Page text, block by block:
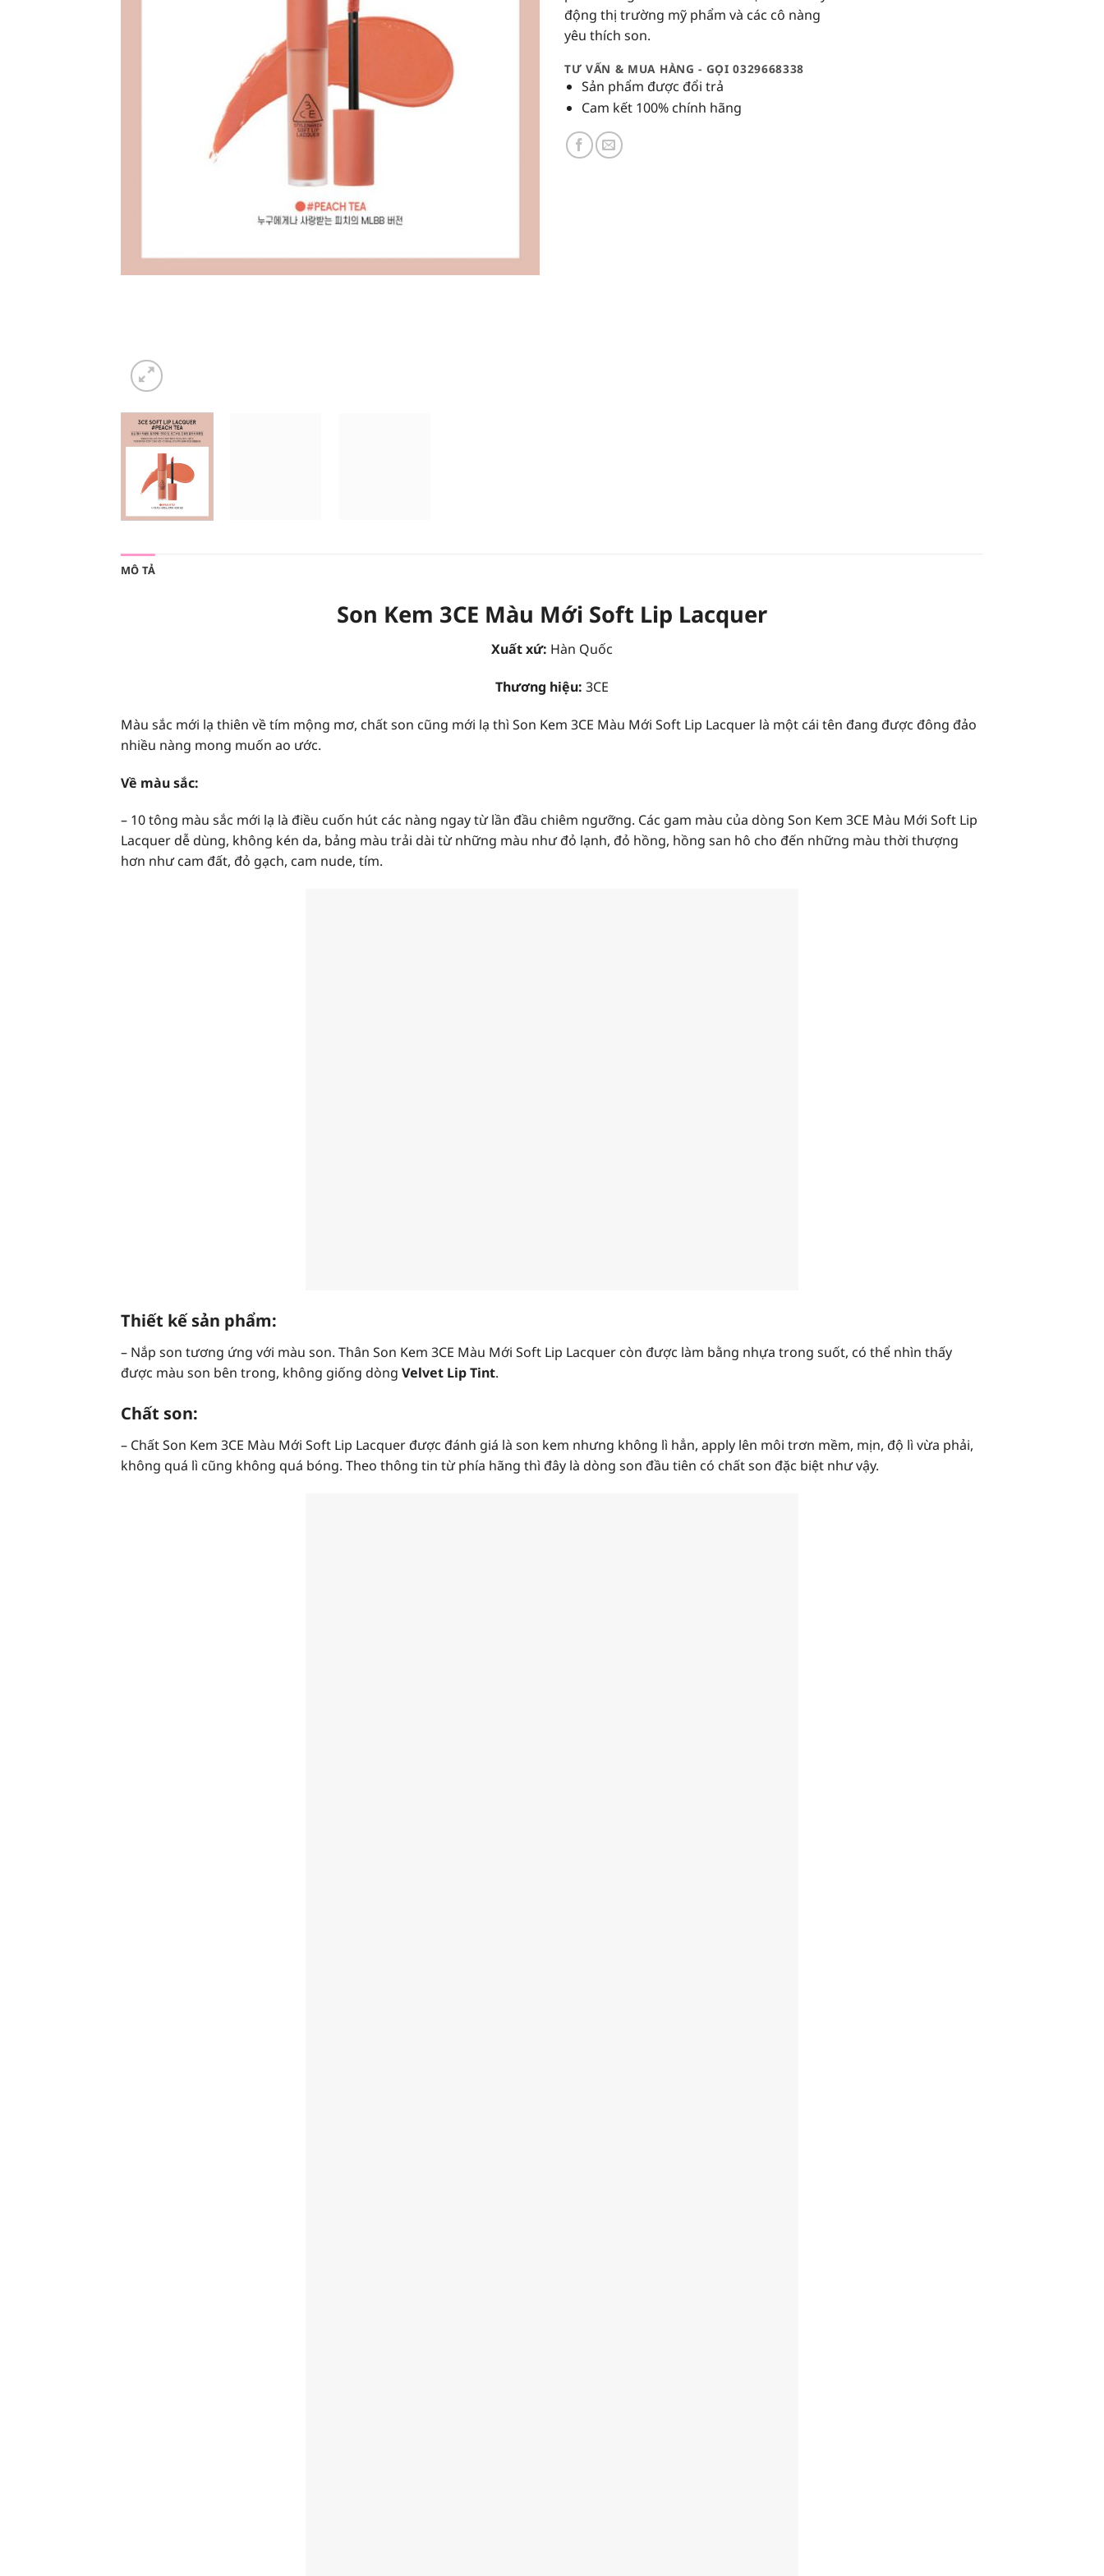
động thị trường mỹ phẩm và các cô nàng
yêu thích son.
TƯ VẤN & MUA HÀNG - GỌI 0329668338
Sản phẩm được đổi trả
Cam kết 100% chính hãng
MÔ TẢ
Son Kem 3CE Màu Mới Soft Lip Lacquer
Xuất xứ: Hàn Quốc
Thương hiệu: 3CE
Màu sắc mới lạ thiên về tím mộng mơ, chất son cũng mới lạ thì Son Kem 3CE Màu Mới Soft Lip Lacquer là một cái tên đang được đông đảo
nhiều nàng mong muốn ao ước.
Về màu sắc:
– 10 tông màu sắc mới lạ là điều cuốn hút các nàng ngay từ lần đầu chiêm ngưỡng. Các gam màu của dòng Son Kem 3CE Màu Mới Soft Lip
Lacquer dễ dùng, không kén da, bảng màu trải dài từ những màu như đỏ lạnh, đỏ hồng, hồng san hô cho đến những màu thời thượng
hơn như cam đất, đỏ gạch, cam nude, tím.
Thiết kế sản phẩm:
– Nắp son tương ứng với màu son. Thân Son Kem 3CE Màu Mới Soft Lip Lacquer còn được làm bằng nhựa trong suốt, có thể nhìn thấy
được màu son bên trong, không giống dòng Velvet Lip Tint.
Chất son:
– Chất Son Kem 3CE Màu Mới Soft Lip Lacquer được đánh giá là son kem nhưng không lì hẳn, apply lên môi trơn mềm, mịn, độ lì vừa phải,
không quá lì cũng không quá bóng. Theo thông tin từ phía hãng thì đây là dòng son đầu tiên có chất son đặc biệt như vậy.